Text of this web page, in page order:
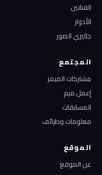
الفنانين
الأدوار
جاليري الصور
المجتمع
مشاركات الميمز
إعمل ميم
المسابقات
معلومات وطرائف
الموقع
عن الموقع